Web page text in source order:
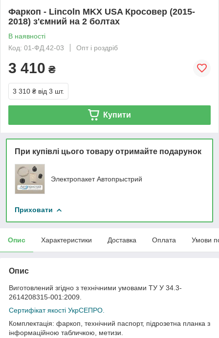
Фаркоп - Lincoln MKX USA Кросовер (2015-
2018) з'ємний на 2 болтах
В наявності
Код: 01-ФД.42-03
Опт і роздріб
3 410 ₴
3 310 ₴ від 3 шт.
Купити
При купівлі цього товару отримайте подарунок
Электропакет Автопрыстрий
Приховати
Опис Характеристики Доставка Оплата Умови
Опис
Виготовлений згідно з технічними умовами ТУ У 34.3-
2614208315-001:2009.
Сертифікат якості УкрСЕПРО.
Комплектація: фаркоп, технічний паспорт, підрозетна планка з
інформаційною табличкою, метизи.